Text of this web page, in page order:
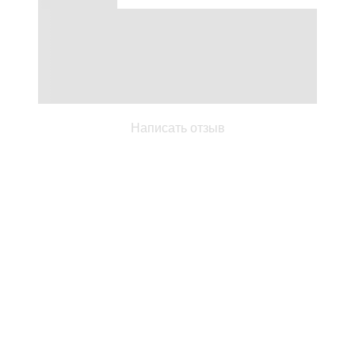
Написать отзыв